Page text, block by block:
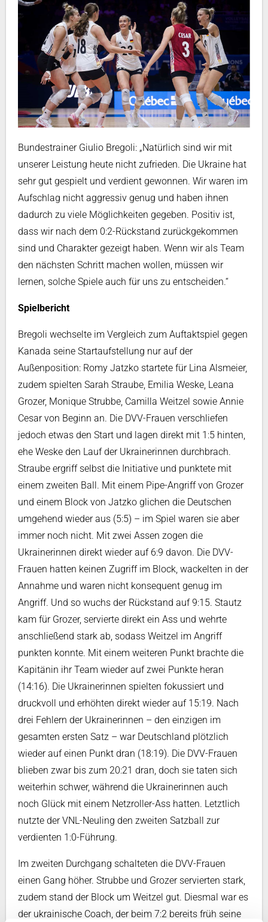
Bundestrainer Giulio Bregoli: „Natürlich sind wir mit
unserer Leistung heute nicht zufrieden. Die Ukraine hat
sehr gut gespielt und verdient gewonnen. Wir waren im
Aufschlag nicht aggressiv genug und haben ihnen
dadurch zu viele Möglichkeiten gegeben. Positiv ist,
dass wir nach dem 0:2-Rückstand zurückgekommen
sind und Charakter gezeigt haben. Wenn wir als Team
den nächsten Schritt machen wollen, müssen wir
lernen, solche Spiele auch für uns zu entscheiden.“
Spielbericht
Bregoli wechselte im Vergleich zum Auftaktspiel gegen
Kanada seine Startaufstellung nur auf der
Außenposition: Romy Jatzko startete für Lina Alsmeier,
zudem spielten Sarah Straube, Emilia Weske, Leana
Grozer, Monique Strubbe, Camilla Weitzel sowie Annie
Cesar von Beginn an. Die DVV-Frauen verschliefen
jedoch etwas den Start und lagen direkt mit 1:5 hinten,
ehe Weske den Lauf der Ukrainerinnen durchbrach.
Straube ergriff selbst die Initiative und punktete mit
einem zweiten Ball. Mit einem Pipe-Angriff von Grozer
und einem Block von Jatzko glichen die Deutschen
umgehend wieder aus (5:5) – im Spiel waren sie aber
immer noch nicht. Mit zwei Assen zogen die
Ukrainerinnen direkt wieder auf 6:9 davon. Die DVV-
Frauen hatten keinen Zugriff im Block, wackelten in der
Annahme und waren nicht konsequent genug im
Angriff. Und so wuchs der Rückstand auf 9:15. Stautz
kam für Grozer, servierte direkt ein Ass und wehrte
anschließend stark ab, sodass Weitzel im Angriff
punkten konnte. Mit einem weiteren Punkt brachte die
Kapitänin ihr Team wieder auf zwei Punkte heran
(14:16). Die Ukrainerinnen spielten fokussiert und
druckvoll und erhöhten direkt wieder auf 15:19. Nach
drei Fehlern der Ukrainerinnen – den einzigen im
gesamten ersten Satz – war Deutschland plötzlich
wieder auf einen Punkt dran (18:19). Die DVV-Frauen
blieben zwar bis zum 20:21 dran, doch sie taten sich
weiterhin schwer, während die Ukrainerinnen auch
noch Glück mit einem Netzroller-Ass hatten. Letztlich
nutzte der VNL-Neuling den zweiten Satzball zur
verdienten 1:0-Führung.
Im zweiten Durchgang schalteten die DVV-Frauen
einen Gang höher. Strubbe und Grozer servierten stark,
zudem stand der Block um Weitzel gut. Diesmal war es
der ukrainische Coach, der beim 7:2 bereits früh seine